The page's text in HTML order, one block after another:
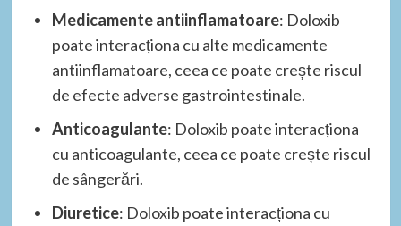
Medicamente antiinflamatoare: Doloxib
poate interacționa cu alte medicamente
antiinflamatoare, ceea ce poate crește riscul
de efecte adverse gastrointestinale.
Anticoagulante: Doloxib poate interacționa
cu anticoagulante, ceea ce poate crește riscul
de sângerări.
Diuretice: Doloxib poate interacționa cu